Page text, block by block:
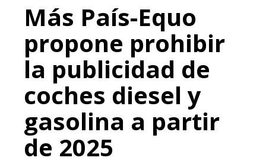
Más País-Equo
propone prohibir
la publicidad de
coches diesel y
gasolina a partir
de 2025